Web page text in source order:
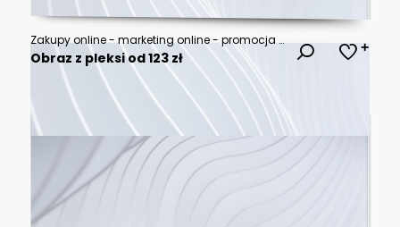
Zakupy online - marketing online - promocja na towary - Online shopping - online marketing - promotion for merchandise - AI Generated
Obraz z pleksi od 123 zł